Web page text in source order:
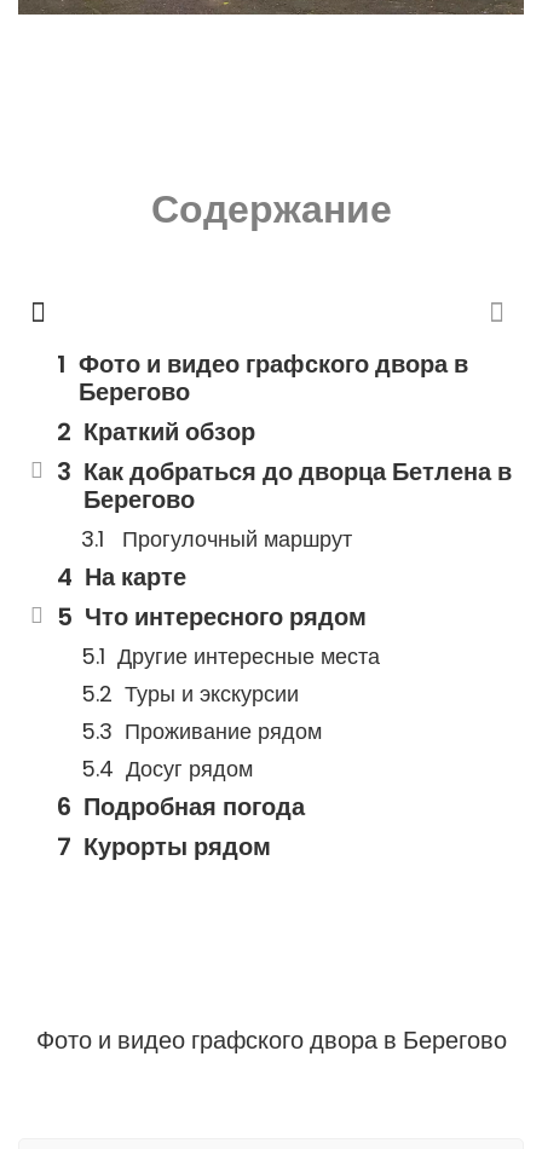
Содержание
Фото и видео графского двора в
Берегово
Краткий обзор
Как добраться до дворца Бетлена в
Берегово
Прогулочный маршрут
На карте
Что интересного рядом
Другие интересные места
Туры и экскурсии
Проживание рядом
Досуг рядом
Подробная погода
Курорты рядом
Фото и видео графского двора в Берегово